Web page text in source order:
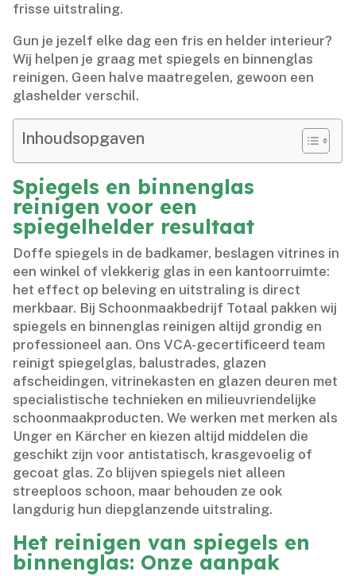
frisse uitstraling.​
Gun je jezelf elke dag een fris en helder interieur?
Wij helpen je graag met spiegels en binnenglas
reinigen.​ Geen halve maatregelen, gewoon een
glashelder verschil.​
Inhoudsopgaven
Spiegels en binnenglas
reinigen voor een
spiegelhelder resultaat
Doffe spiegels in de badkamer, beslagen vitrines in
een winkel of vlekkerig glas in een kantoorruimte:
het effect op beleving en uitstraling is direct
merkbaar.​ Bij Schoonmaakbedrijf Totaal pakken wij
spiegels en binnenglas reinigen altijd grondig en
professioneel aan.​ Ons VCA-gecertificeerd team
reinigt spiegelglas, balustrades, glazen
afscheidingen, vitrinekasten en glazen deuren met
specialistische technieken en milieuvriendelijke
schoonmaakproducten.​ We werken met merken als
Unger en Kärcher en kiezen altijd middelen die
geschikt zijn voor antistatisch, krasgevoelig of
gecoat glas.​ Zo blijven spiegels niet alleen
streeploos schoon, maar behouden ze ook
langdurig hun diepglanzende uitstraling.​
Het reinigen van spiegels en
binnenglas: Onze aanpak